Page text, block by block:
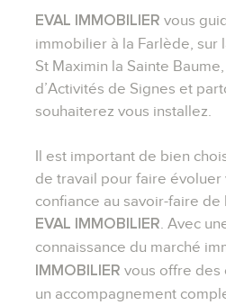
EVAL IMMOBILIER vous
immobilier à la Farlède, sur
St Maximin la Sainte
d’Activités de Signes et
souhaiterez vous installez.
Il est important de bien
de travail pour faire évoluer
confiance au savoir-faire
EVAL IMMOBILIER. Avec
connaissance du marché
IMMOBILIER vous offre des
un accompagnement